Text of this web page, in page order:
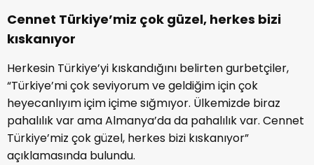
Cennet Türkiye’miz çok güzel, herkes bizi
kıskanıyor
Herkesin Türkiye’yi kıskandığını belirten gurbetçiler,
“Türkiye’mi çok seviyorum ve geldiğim için çok
heyecanlıyım içim içime sığmıyor. Ülkemizde biraz
pahalılık var ama Almanya’da da pahalılık var. Cennet
Türkiye’miz çok güzel, herkes bizi kıskanıyor”
açıklamasında bulundu.